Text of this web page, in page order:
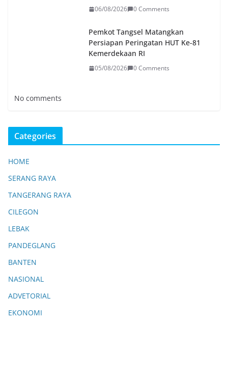
06/08/2026 0 Comments
Pemkot Tangsel Matangkan
Persiapan Peringatan HUT Ke-81
Kemerdekaan RI
05/08/2026 0 Comments
No comments
Categories
HOME
SERANG RAYA
TANGERANG RAYA
CILEGON
LEBAK
PANDEGLANG
BANTEN
NASIONAL
ADVETORIAL
EKONOMI